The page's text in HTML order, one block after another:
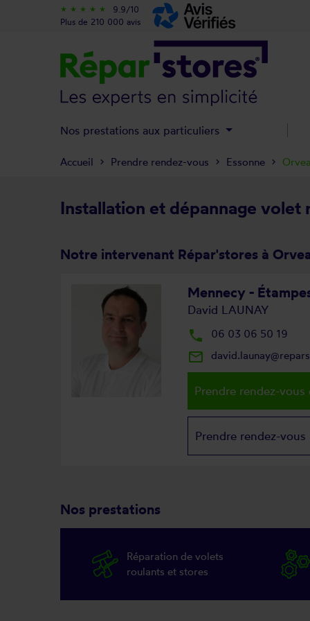
Installation et dépannage volet
Notre intervenant Répar'stores à
Mennecy -
David LAUNAY
local_phone 06 03 06 50 19
mail_outline
Prendre rendez-vous
Prendre rendez-vous
Nos prestations
Réparation de volets
roulants et stores
Accueil Prendre rendez-vous Essonne
star_rate star_rate star_rate star_rate star_rate
9.9/10
Plus de 210 000 avis
Nos prestations aux particuliers